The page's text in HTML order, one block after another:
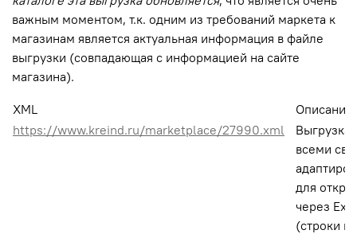
важным моментом, т.к. одним из требований маркета к
магазинам является актуальная информация в файле
выгрузки (совпадающая с информацией на сайте
магазина).
XML
Описание
https://www.kreind.ru/marketplace/27990.xml
Выгрузка,
всеми
для
через
(строки не